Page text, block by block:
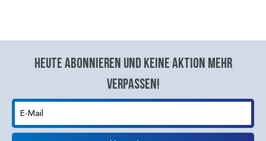
Heute abonnieren und keine aktion mehr
verpassen!
E-Mail